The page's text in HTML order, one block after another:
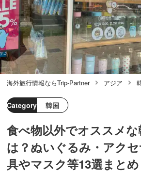
海外旅行情報ならTrip-Partner アジア
Category 韓国
食べ物以外でオススメ
は？ぬいぐるみ・アク
具やマスク等13選まとめ